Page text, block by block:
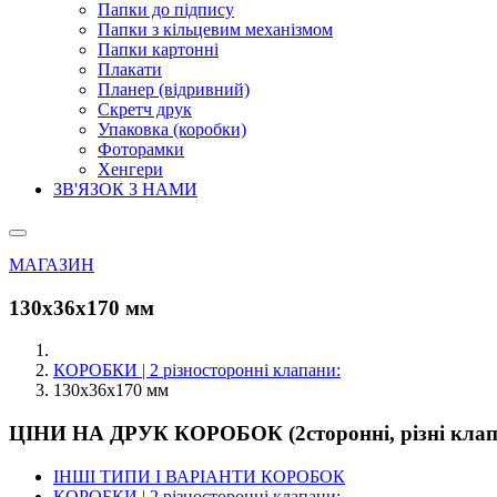
Папки до підпису
Папки з кільцевим механізмом
Папки картонні
Плакати
Планер (відривний)
Скретч друк
Упаковка (коробки)
Фоторамки
Хенгери
ЗВ'ЯЗОК З НАМИ
МАГАЗИН
130х36х170 мм
КОРОБКИ | 2 різносторонні клапани:
130х36х170 мм
ЦІНИ НА ДРУК КОРОБОК (2сторонні, різні
ІНШІ ТИПИ І ВАРІАНТИ КОРОБОК